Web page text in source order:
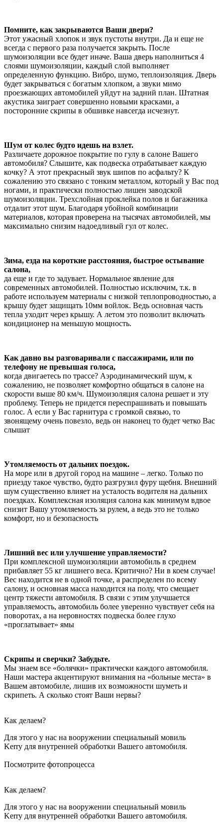
Помните, как закрываются Ваши двери?
Этот ужасный хлопок и звук пустоты внутри. Да и еще не
всегда с первого раза получается закрыть. После
шумоизоляции все будет иначе. Ваша дверь наполниться 4
слоями шумоизоляции, каждый слой выполняет
определенную функцию. Вибро, шумо, теплоизоляция. Дверь
будет закрываться с богатым хлопком, а звуки мимо
проезжающих автомобилей уйдут на задний план. Штатная
акустика заиграет совершенно новыми красками, а
посторонние скрипы в обшивке навсегда исчезнут.
Шум от колес будто идешь на взлет.
Различаете дорожное покрытие по гулу в салоне Вашего
автомобиля? Слышите, как подвеска отрабатывает каждую
кочку? А этот прекрасный звук шипов по асфальту? К
сожалению это связано с тонким металлом, который у Вас под
ногами, и практически полностью лишен заводской
шумоизоляции. Трехслойная проклейка полов и багажника
отдалит этот шум. Благодаря убойной комбинации
материалов, которая проверена на тысячах автомобилей, мы
максимально снизим надоедливый гул от колес.
Зима, езда на короткие расстояния, быстрое остывание
салона,
да еще и где то задувает. Нормальное явление для
современных автомобилей. Полностью исключим, т.к. в
работе используем материалы с низкой теплопроводностью, а
крышу будет защищать 10мм войлок. Ведь основная часть
тепла уходит через крышу. А летом это позволит включать
кондиционер на меньшую мощность.
Как давно вы разговаривали с пассажирами, или по
телефону не превышая голоса,
когда двигаетесь по трассе? Аэродинамический шум, к
сожалению, не позволяет комфортно общаться в салоне на
скорости выше 80 км/ч. Шумоизоляция салона решает и эту
проблему. Теперь не придется переспрашивать и повышать
голос. А если у Вас гарнитура с громкой связью, то
звонящему очень повезло, ведь он наконец то будет четко Вас
слышат
Утомляемость от дальних поездок.
На море или в другой город на машине – легко. Только по
приезду такое чувство, будто разгрузил фуру щебня. Внешний
шум существенно влияет на усталость водителя на дальних
поездках. Комплексная изоляция салона как минимум вдвое
снизит Вашу утомляемость за рулем, а ведь это не только
комфорт, но и безопасность
Лишний вес или улучшение управляемости?
При комплексной шумоизоляции автомобиль в среднем
прибавляет 55 кг лишнего веса. Критично? Ни в коем случае!
Вес находится не в одной точке, а распределен по всему
салону, и основная масса находится на полу, что смещает
центр тяжести автомобиля. В связи с этим улучшается
управляемость, автомобиль более уверенно чувствует себя на
поворотах, а на неровностях подвеска более глухо
«проглатывает» ямы
Скрипы и сверчки? Забудьте.
Мы знаем все «болячки» практически каждого автомобиля.
Наши мастера акцентируют внимания на «больные места» в
Вашем автомобиле, лишив их возможности шуметь и
скрипеть. А сколько стоят Ваши нервы?
Как делаем?
Для этого у нас на вооружении специальный мовиль
Kerry для внутренней обработки Вашего автомобиля.
Посмотрите фотопроцесса
Как делаем?
Для этого у нас на вооружении специальный мовиль
Kerry для внутренней обработки Вашего автомобиля.